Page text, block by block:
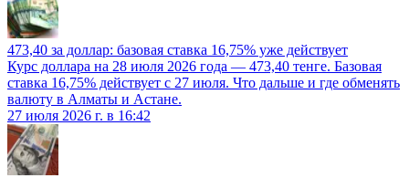
473,40 за доллар: базовая ставка 16,75% уже действует
Курс доллара на 28 июля 2026 года — 473,40 тенге. Базовая
ставка 16,75% действует с 27 июля. Что дальше и где обменять
валюту в Алматы и Астане.
27 июля 2026 г. в 16:42